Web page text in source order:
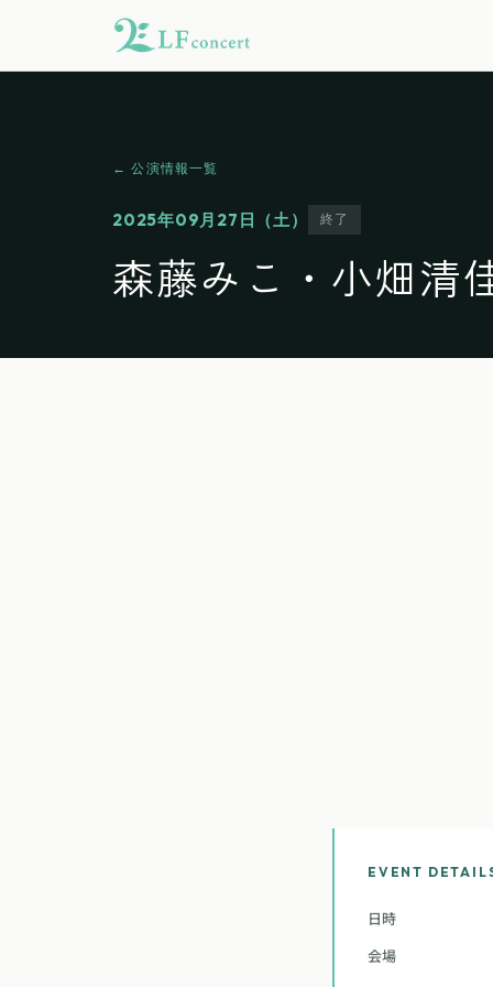
← 公演情報一覧
2025年09月27日（土） 終了
森藤みこ・小畑清
EVENT
日時
会場